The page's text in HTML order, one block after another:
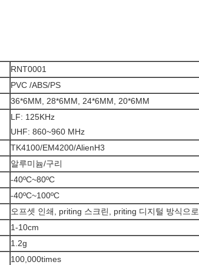
RNT0001
PVC /ABS/PS
36*6MM, 28*6MM, 24*6MM, 20*6MM
LF: 125KHz
UHF: 860~960 MHz
TK4100/EM4200/AlienH3
알루미늄/구리
-40ºC~80ºC
-40ºC~100ºC
오프셋 인쇄, priting 스크린, priting 디지털 방식으로
1-10cm
1.2g
100,000times